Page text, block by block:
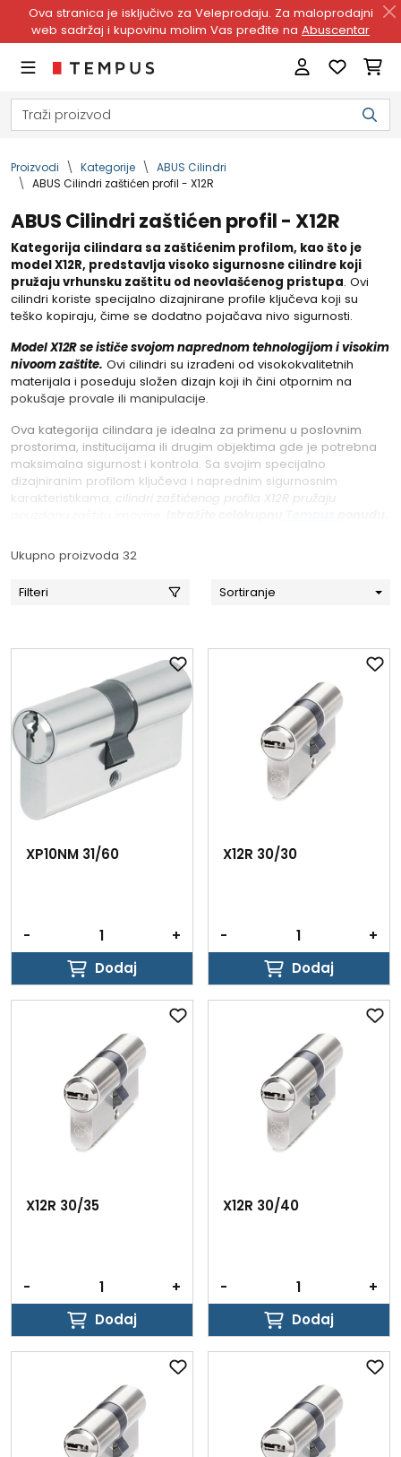
Ova stranica je isključivo za Veleprodaju. Za maloprodajni
web sadržaj i kupovinu molim Vas pređite na Abuscentar
Proizvodi Kategorije
ABUS Cilindri
ABUS Cilindri zaštićen profil - X12R
ABUS Cilindri zaštićen profil - X12R
Kategorija cilindara sa zaštićenim profilom, kao što je
model X12R, predstavlja visoko sigurnosne cilindre koji
pružaju vrhunsku zaštitu od neovlašćenog pristupa. Ovi
cilindri koriste specijalno dizajnirane profile ključeva koji su
teško kopiraju, čime se dodatno pojačava nivo sigurnosti.
Model X12R se ističe svojom naprednom tehnologijom i visokim
nivoom zaštite. Ovi cilindri su izrađeni od visokokvalitetnih
materijala i poseduju složen dizajn koji ih čini otpornim na
pokušaje provale ili manipulacije.
Ova kategorija cilindara je idealna za primenu u poslovnim
prostorima, institucijama ili drugim objektima gde je potrebna
maksimalna sigurnost i kontrola. Sa svojim specijalno
dizajniranim profilom ključeva i naprednim sigurnosnim
karakteristikama, cilindri zaštićenog profila X12R pružaju
Ukupno proizvoda 32
Filteri Sortiranje
XP10NM 31/60
-
+
Dodaj
Dodaj
X12R 30/30
-
+
Dodaj
Dodaj
X12R 30/35
-
+
Dodaj
Dodaj
X12R 30/40
-
+
Dodaj
Dodaj